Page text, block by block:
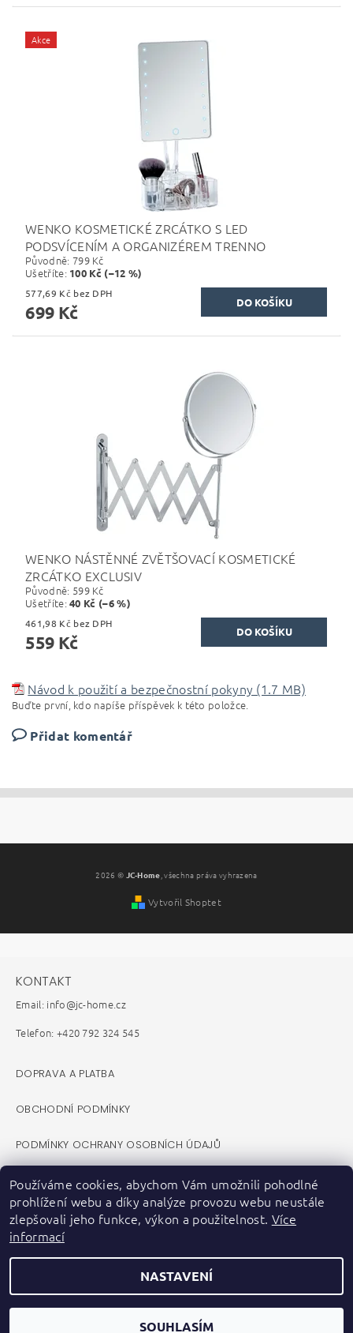
Akce
WENKO KOSMETICKÉ ZRCÁTKO S LED
PODSVÍCENÍM A ORGANIZÉREM TRENNO
Původně: 799 Kč
Ušetříte: 100 Kč (–12 %)
577,69 Kč bez DPH
699 Kč
WENKO NÁSTĚNNÉ ZVĚTŠOVACÍ KOSMETICKÉ
ZRCÁTKO EXCLUSIV
Původně: 599 Kč
Ušetříte:40 Kč (–6 %)
461,98 Kč bez DPH
559 Kč
Návod k použití a bezpečnostní pokyny (1.7 MB)
Buďte první, kdo napíše příspěvek k této položce.
Přidat komentář
2026 © JC-Home , všechna práva vyhrazena
Vytvořil Shoptet
KONTAKT
Email: info@jc-home.cz
Telefon: +420 792 324 545
DOPRAVA A PLATBA
OBCHODNÍ PODMÍNKY
PODMÍNKY OCHRANY OSOBNÍCH ÚDAJŮ
REKLAMAČNÍ ŘÁD
VELKOOBCHOD B2B
Používáme cookies, abychom Vám umožnili pohodlné
prohlížení webu a díky analýze provozu webu neustále
zlepšovali jeho funkce, výkon a použitelnost. Více
informací
NASTAVENÍ
SOUHLASÍM